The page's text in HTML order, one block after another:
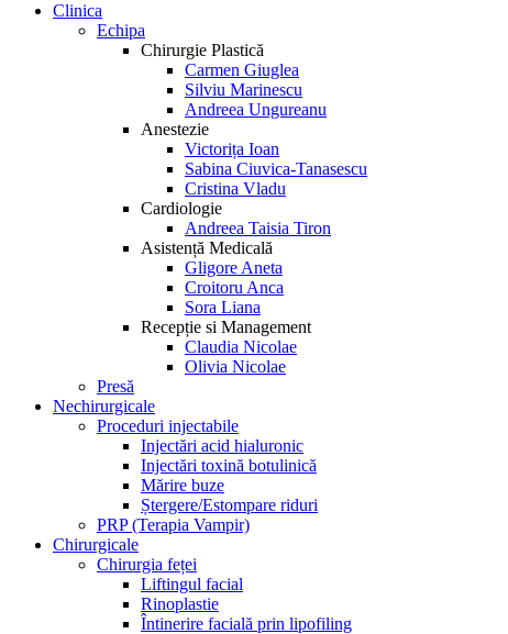
Clinica
Echipa
Chirurgie Plastică
Carmen Giuglea
Silviu Marinescu
Andreea Ungureanu
Anestezie
Victorița Ioan
Sabina Ciuvica-Tanasescu
Cristina Vladu
Cardiologie
Andreea Taisia Tiron
Asistență Medicală
Gligore Aneta
Croitoru Anca
Sora Liana
Recepție si Management
Claudia Nicolae
Olivia Nicolae
Presă
Nechirurgicale
Proceduri injectabile
Injectări acid hialuronic
Injectări toxină botulinică
Mărire buze
Ștergere/Estompare riduri
PRP (Terapia Vampir)
Chirurgicale
Chirurgia feței
Liftingul facial
Rinoplastie
Întinerire facială prin lipofiling